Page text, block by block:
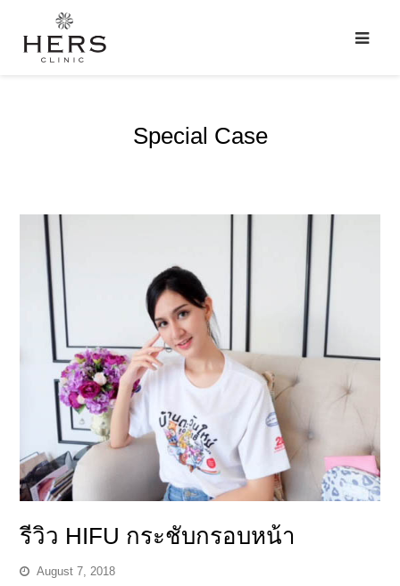
Special Case
รีวิว HIFU กระชับกรอบหน้า
August 7, 2018